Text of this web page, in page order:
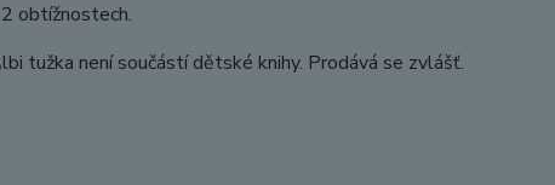
obtížnostech.
tužka není součástí dětské knihy. Prodává se zvlášť.